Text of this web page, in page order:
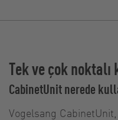
Tek ve çok
CabinetUnit nerede
Vogelsang